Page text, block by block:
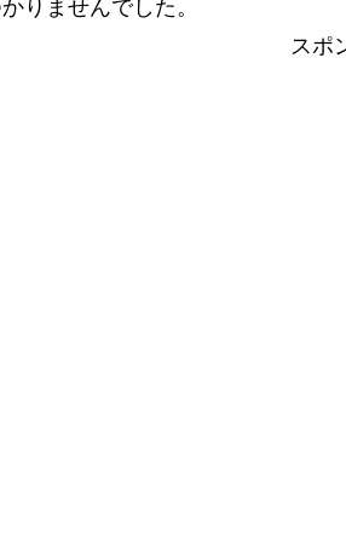
りませんでした。
スポ